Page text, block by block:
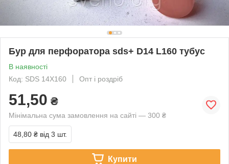
Бур для перфоратора sds+ D14 L160 тубус
В наявності
Код: SDS 14X160
Опт і роздріб
51,50 ₴
Мінімальна сума замовлення на сайті — 300 ₴
48,80 ₴ від 3 шт.
Купити